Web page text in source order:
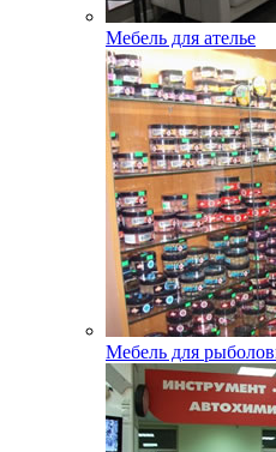
Мебель для ателье
Мебель для